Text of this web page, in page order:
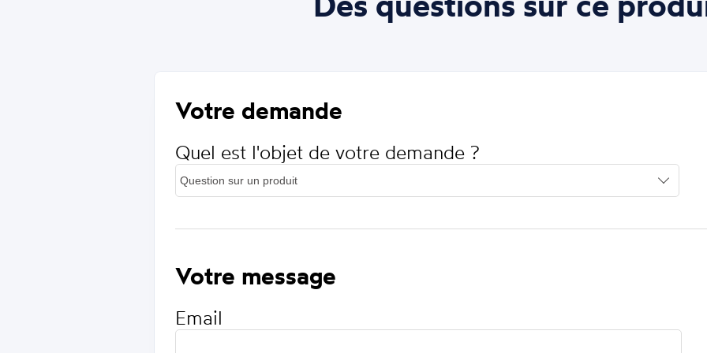
Votre demande
Quel est l'objet de votre demande ?
Votre message
Email